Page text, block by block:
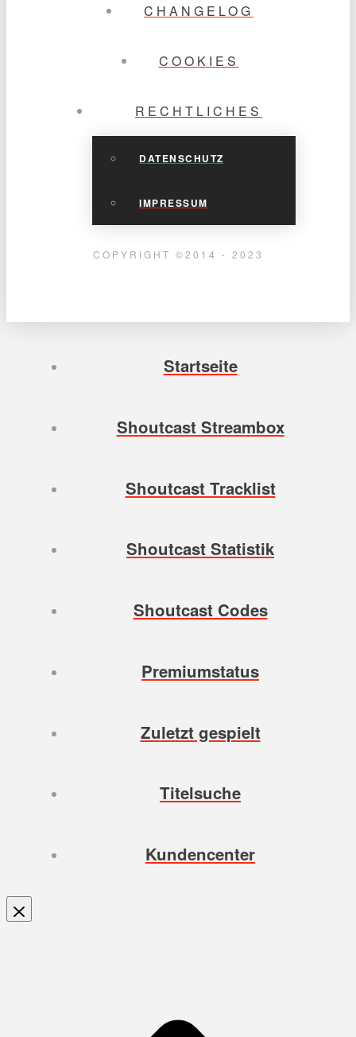
CHANGELOG
COOKIES
RECHTLICHES
DATENSCHUTZ
IMPRESSUM
COPYRIGHT ©2014 - 2023
Startseite
Shoutcast Streambox
Shoutcast Tracklist
Shoutcast Statistik
Shoutcast Codes
Premiumstatus
Zuletzt gespielt
Titelsuche
Kundencenter